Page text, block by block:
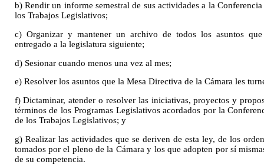
b) Rendir un informe semestral de sus actividades a la
los Trabajos Legislativos;
c) Organizar y mantener un archivo de todos los asuntos
entregado a la legislatura siguiente;
d) Sesionar cuando menos una vez al mes;
e) Resolver los asuntos que la Mesa Directiva de la Cámara les
f) Dictaminar, atender o resolver las iniciativas, proyectos y
términos de los Programas Legislativos acordados por la
de los Trabajos Legislativos; y
g) Realizar las actividades que se deriven de esta ley, de los
tomados por el pleno de la Cámara y los que adopten por sí
de su competencia.